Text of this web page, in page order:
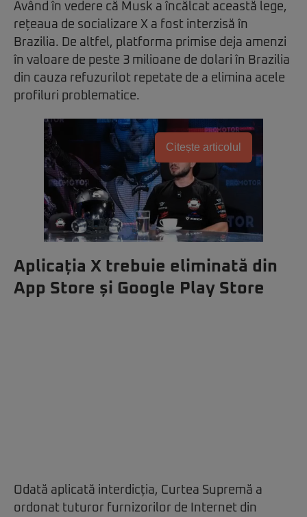
Având în vedere că Musk a încălcat această lege,
rețeaua de socializare X a fost interzisă în
Brazilia. De altfel, platforma primise deja amenzi
în valoare de peste 3 milioane de dolari în Brazilia
din cauza refuzurilot repetate de a elimina acele
profiluri problematice.
Citește articolul
Aplicația X trebuie eliminată din
App Store și Google Play Store
Odată aplicată interdicția, Curtea Supremă a
ordonat tuturor furnizorilor de Internet din